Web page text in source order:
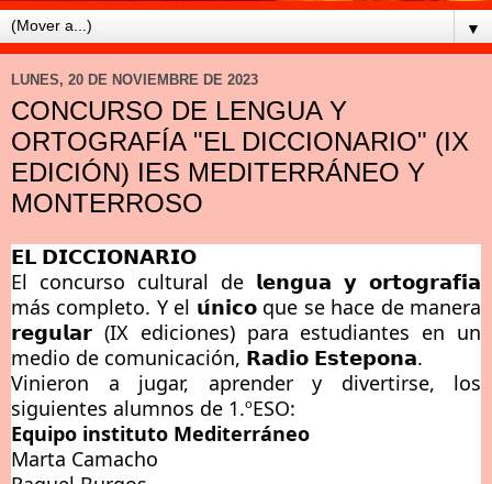
▼
LUNES, 20 DE NOVIEMBRE DE 2023
CONCURSO DE LENGUA Y
ORTOGRAFÍA "EL DICCIONARIO" (IX
EDICIÓN) IES MEDITERRÁNEO Y
MONTERROSO
𝗘𝗟 𝗗𝗜𝗖𝗖𝗜𝗢𝗡𝗔𝗥𝗜𝗢
El concurso cultural de 𝗹𝗲𝗻𝗴𝘂𝗮 𝘆 𝗼𝗿𝘁𝗼𝗴𝗿𝗮𝗳𝗶́𝗮
más completo. Y el 𝘂́𝗻𝗶𝗰𝗼 que se hace de manera
𝗿𝗲𝗴𝘂𝗹𝗮𝗿 (IX ediciones) para estudiantes en un
medio de comunicación, 𝗥𝗮𝗱𝗶𝗼 𝗘𝘀𝘁𝗲𝗽𝗼𝗻𝗮.
Vinieron a jugar, aprender y divertirse, los
siguientes alumnos de 1.ºESO:
Equipo instituto Mediterráneo
Marta Camacho